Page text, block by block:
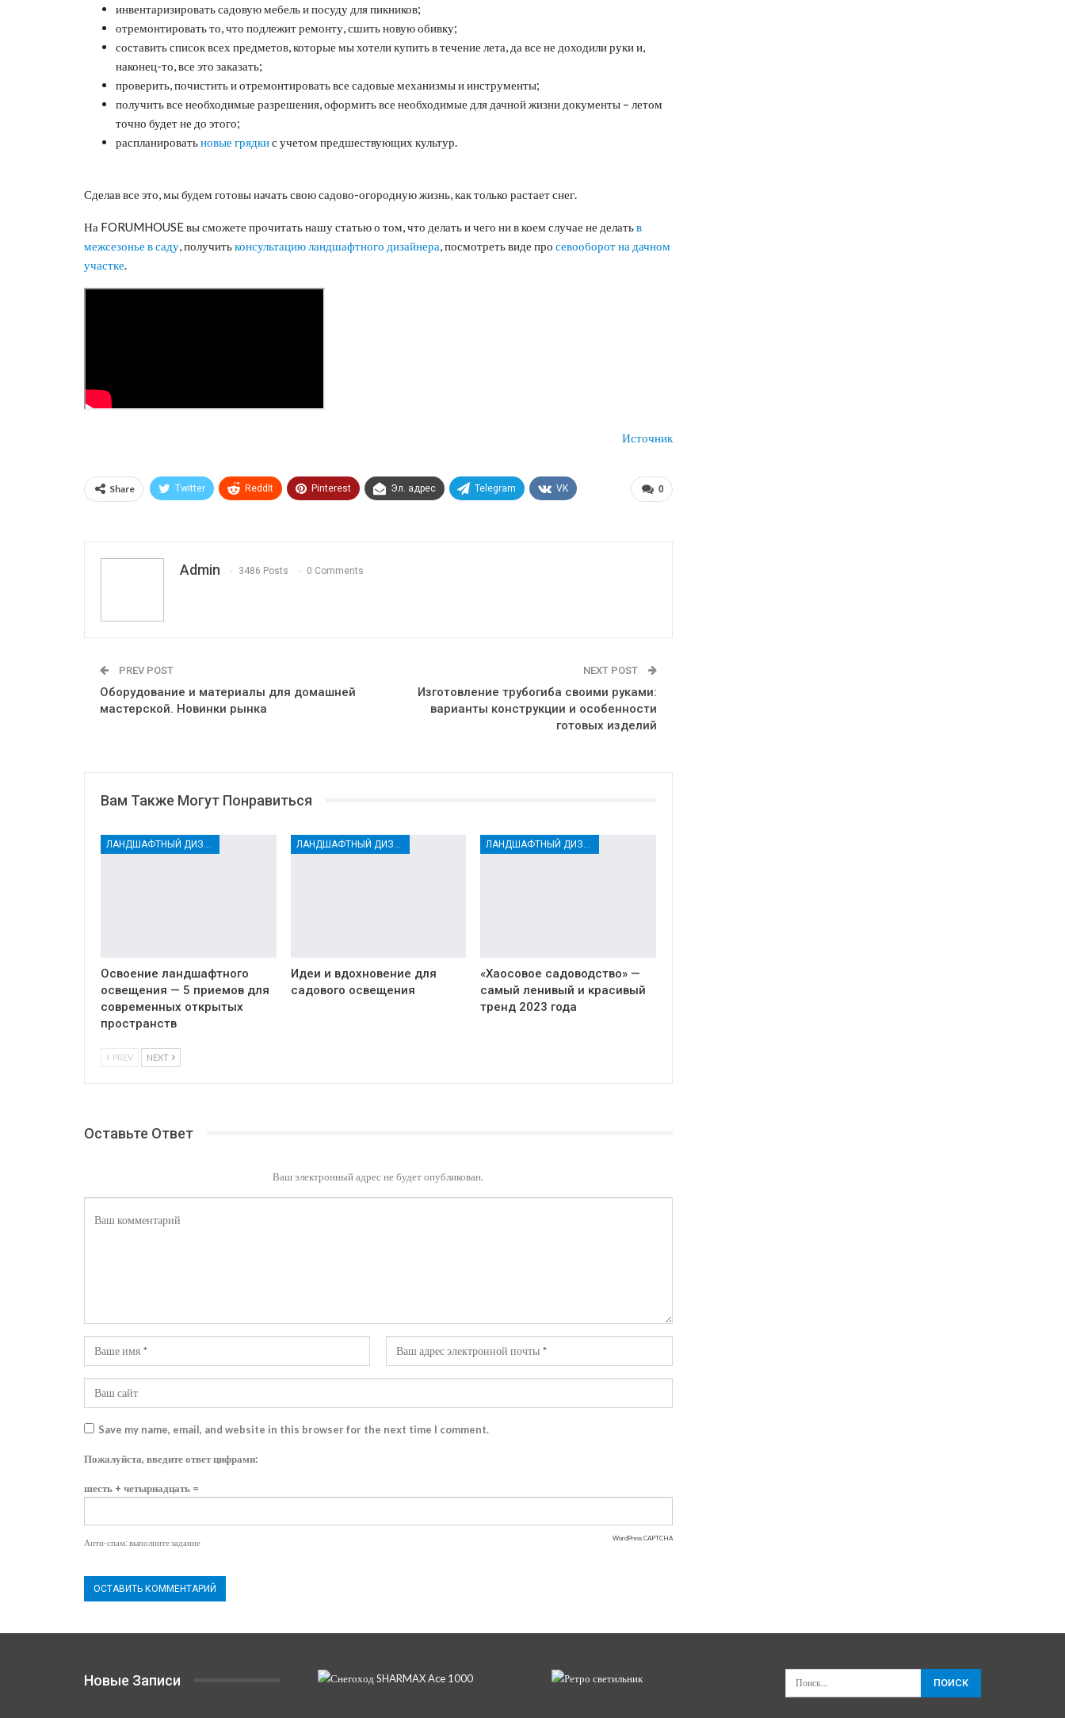
инвентаризировать садовую мебель и посуду для пикников;
отремонтировать то, что подлежит ремонту, сшить новую обивку;
составить список всех предметов, которые мы хотели купить в течение лета, да все не доходили руки и,
наконец-то, все это заказать;
проверить, почистить и отремонтировать все садовые механизмы и инструменты;
получить все необходимые разрешения, оформить все необходимые для дачной жизни документы – летом
точно будет не до этого;
распланироватьновые грядкис учетом предшествующих культур.
Сделав все это, мы будем готовы начать свою садово-огородную жизнь, как только растает снег.
На FORUMHOUSE вы сможете прочитать нашу статью о том, что делать и чего ни в коем случае не делатьв
межсезонье в саду, получитьконсультацию ландшафтного дизайнера, посмотреть виде про севооборот на дачном
участке.
Источник
0
Share Twitter ReddIt Pinterest Эл. адрес Telegram VK
Admin 3486 Posts 0 Comments
PREV POST
Оборудование и материалы для домашней
мастерской. Новинки рынка
NEXT POST
Изготовление трубогиба своими руками:
варианты конструкции и особенности
готовых изделий
Вам Также Могут Понравиться
Освоение ландшафтного
освещения — 5 приемов для
современных открытых
пространств
Идеи и вдохновение для
садового освещения
«Хаосовое садоводство» —
самый ленивый и красивый
тренд 2023 года
PREV NEXT
Оставьте Ответ
Ваш электронный адрес не будет опубликован.
Save my name, email, and website in this browser for the next time I comment.
Пожалуйста, введите ответ цифрами:
шесть + четырнадцать =
Анти-спам: выполните задание WordPress CAPTCHA
Новые Записи